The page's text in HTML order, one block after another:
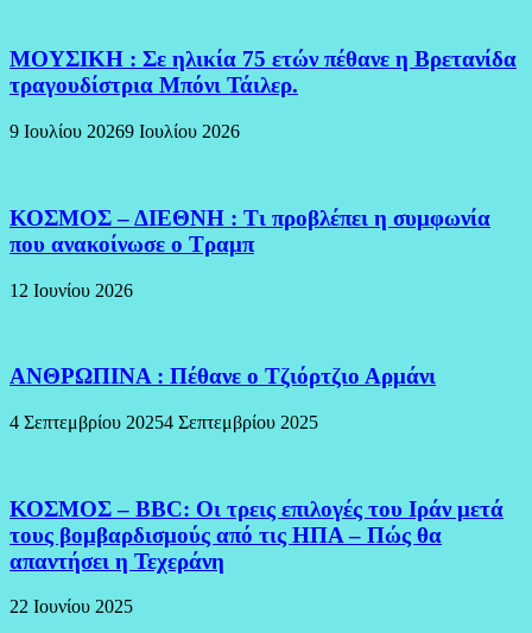
ΜΟΥΣΙΚΗ : Σε ηλικία 75 ετών πέθανε η Βρετανίδα
τραγουδίστρια Μπόνι Τάιλερ.
9 Ιουλίου 20269 Ιουλίου 2026
ΚΟΣΜΟΣ – ΔΙΕΘΝΗ : Τι προβλέπει η συμφωνία
που ανακοίνωσε ο Τραμπ
12 Ιουνίου 2026
ΑΝΘΡΩΠΙΝΑ : Πέθανε ο Τζιόρτζιο Αρμάνι
4 Σεπτεμβρίου 20254 Σεπτεμβρίου 2025
ΚΟΣΜΟΣ – BBC: Οι τρεις επιλογές του Ιράν μετά
τους βομβαρδισμούς από τις ΗΠΑ – Πώς θα
απαντήσει η Τεχεράνη
22 Ιουνίου 2025